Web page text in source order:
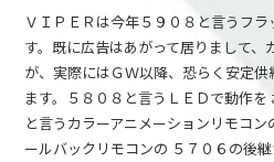
ＶＩＰＥＲは今年５９０８と言うフ
す。既に広告はあがって居りまして、
が、実際にはＧＷ以降、恐らく安定
ます。５８０８と言うＬＥＤで動作
と言うカラーアニメーションリモコ
ールバックリモコンの ５７０６の後